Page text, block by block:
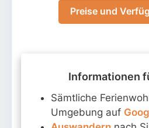
Preise und
Informationen
Sämtliche
Umgebung auf